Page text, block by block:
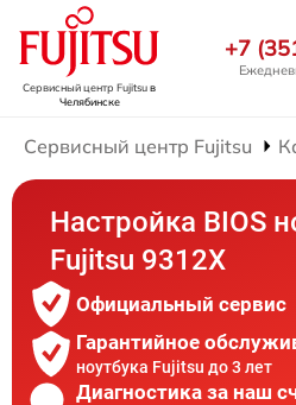
Сервисный центр Fujitsuв
Челябинске
+7
Сервисный центр Fujitsu
Настройка BIOS
Fujitsu 9312X
Официальный сервис
Гарантийное
ноутбука Fujitsu до 3 лет
Диагностика за наш